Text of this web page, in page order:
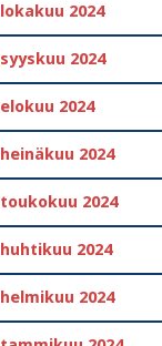
lokakuu 2024
syyskuu 2024
elokuu 2024
heinäkuu 2024
toukokuu 2024
huhtikuu 2024
helmikuu 2024